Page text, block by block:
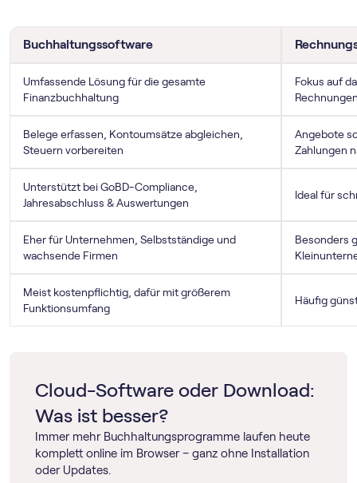
Buch­haltungs­software
Umfassende Lösung für die gesamte
Finanzbuchhaltung
Fokus auf
Belege erfassen, Kontoumsätze abgleichen,
Steuern vorbereiten
Angebote
Zahlungen
Unterstützt bei GoBD-Compliance,
Jahresabschluss & Auswertungen
Ideal für
Eher für Unternehmen, Selbstständige und
wachsende Firmen
Besonders
Meist kostenpflichtig, dafür mit größerem
Funktionsumfang
Häufig
Cloud-Software oder Download:
Was ist besser?
Immer mehr Buchhaltungsprogramme laufen heute
komplett online im Browser – ganz ohne Installation
oder Updates.